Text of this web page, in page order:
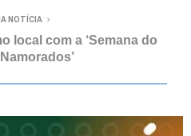
NOTÍCIA
local com a ‘Semana do